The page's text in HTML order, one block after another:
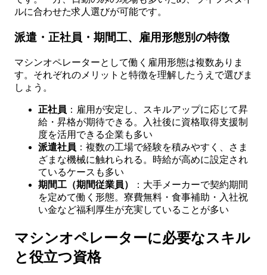
ルに合わせた求人選びが可能です。
派遣・正社員・期間工、雇用形態別の特徴
マシンオペレーターとして働く雇用形態は複数ありま
す。それぞれのメリットと特徴を理解したうえで選びま
しょう。
正社員 ：雇用が安定し、スキルアップに応じて昇
給・昇格が期待できる。入社後に資格取得支援制
度を活用できる企業も多い
派遣社員 ：複数の工場で経験を積みやすく、さま
ざまな機械に触れられる。時給が高めに設定され
ているケースも多い
期間工（期間従業員）
：大手メーカーで契約期間
を定めて働く形態。寮費無料・食事補助・入社祝
い金など福利厚生が充実していることが多い
マシンオペレーターに必要なスキル
と役立つ資格